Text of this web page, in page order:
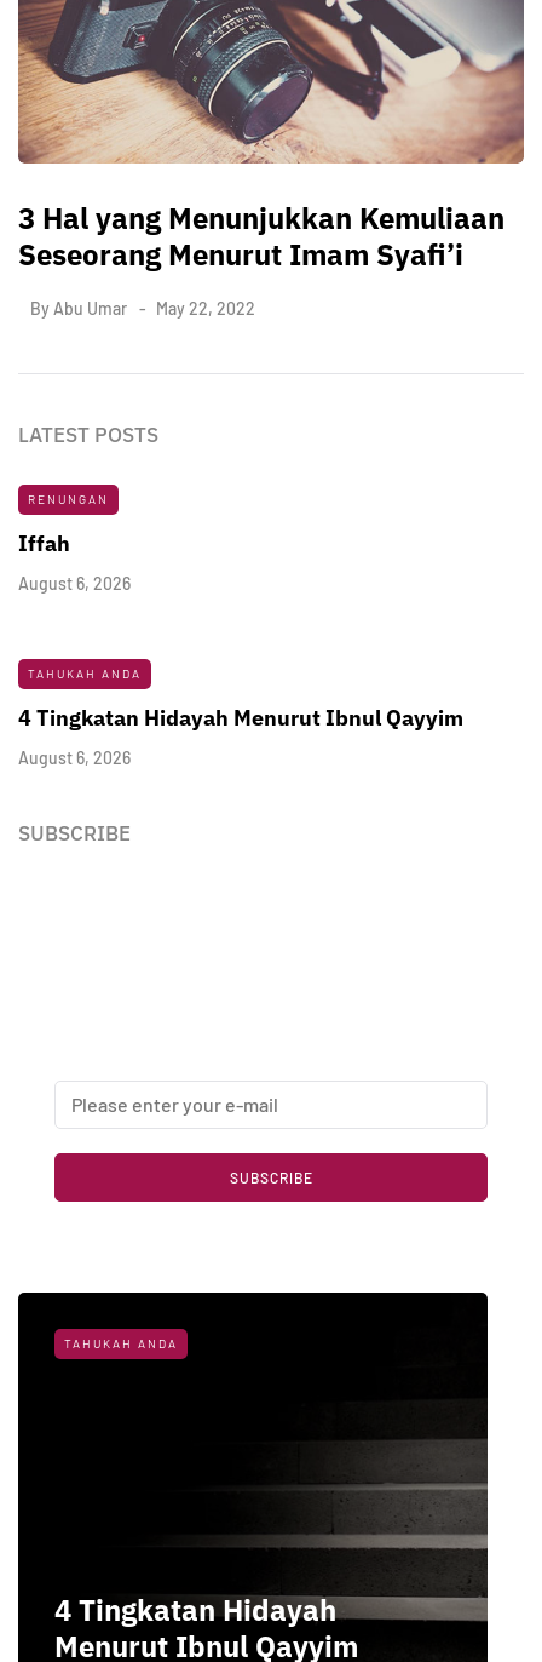
3 Hal yang Menunjukkan Kemuliaan
Seseorang Menurut Imam Syafi’i
By Abu Umar May 22, 2022
TAHUKAH ANDA
4 Tingkatan Hidayah
Menurut Ibnul Qayyim
LATEST POSTS
RENUNGAN
Iffah
August 6, 2026
TAHUKAH ANDA
4 Tingkatan Hidayah Menurut Ibnul Qayyim
August 6, 2026
SUBSCRIBE
SUBSCRIBE